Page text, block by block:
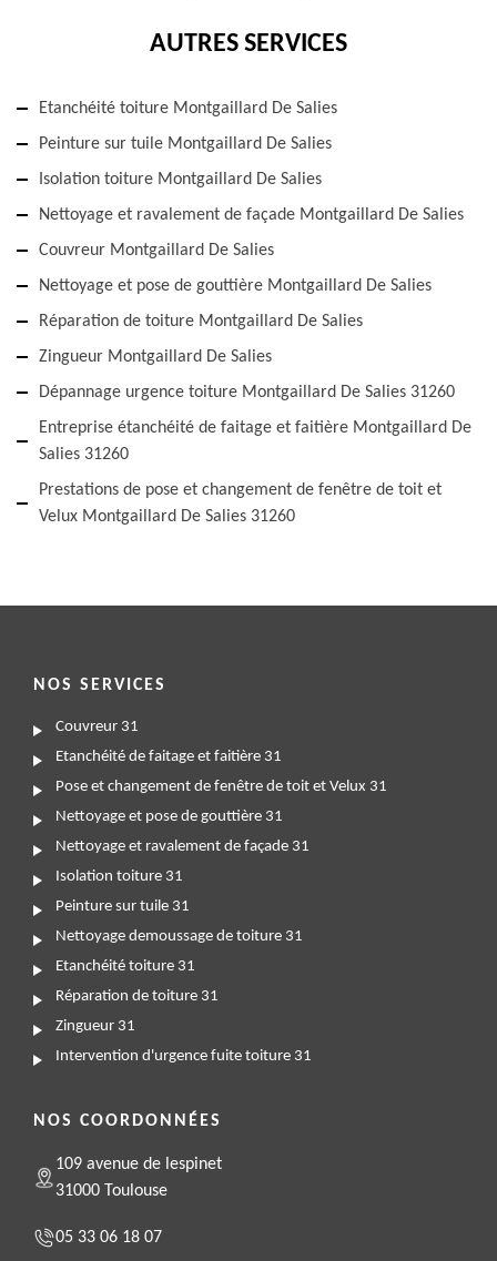
AUTRES SERVICES
Etanchéité toiture Montgaillard De Salies
Peinture sur tuile Montgaillard De Salies
Isolation toiture Montgaillard De Salies
Nettoyage et ravalement de façade Montgaillard De Salies
Couvreur Montgaillard De Salies
Nettoyage et pose de gouttière Montgaillard De Salies
Réparation de toiture Montgaillard De Salies
Zingueur Montgaillard De Salies
Dépannage urgence toiture Montgaillard De Salies 31260
Entreprise étanchéité de faitage et faitière Montgaillard De
Salies 31260
Prestations de pose et changement de fenêtre de toit et
Velux Montgaillard De Salies 31260
NOS SERVICES
Couvreur 31
Etanchéité de faitage et faitière 31
Pose et changement de fenêtre de toit et Velux 31
Nettoyage et pose de gouttière 31
Nettoyage et ravalement de façade 31
Isolation toiture 31
Peinture sur tuile 31
Nettoyage demoussage de toiture 31
Etanchéité toiture 31
Réparation de toiture 31
Zingueur 31
Intervention d'urgence fuite toiture 31
NOS COORDONNÉES
109 avenue de lespinet
31000 Toulouse
05 33 06 18 07